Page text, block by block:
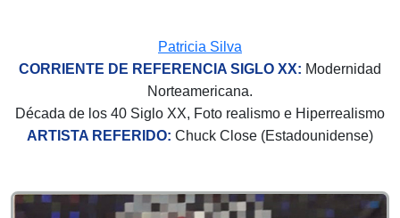
Patricia Silva
CORRIENTE DE REFERENCIA SIGLO XX: Modernidad
Norteamericana.
Década de los 40 Siglo XX, Foto realismo e Hiperrealismo
ARTISTA REFERIDO: Chuck Close (Estadounidense)